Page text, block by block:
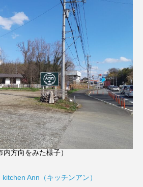
内方向をみた様子）
Ann（キッチンアン）